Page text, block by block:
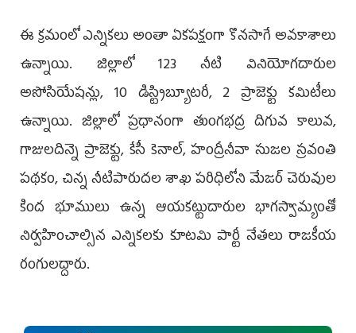
ఈ క్రమంలో ఎన్నికలు అంతా ఏకపక్షంగా కొనసాగే అవకాశాలు
ఉన్నాయి. జిల్లాలో 123 నీటి వినియోగదారుల
అసోసియేషన్లు, 10 డిస్ట్రిబ్యూటరీ, 2 ప్రాజెక్టు కమిటీలు
ఉన్నాయి. జిల్లాలో ప్రధానంగా తుంగభద్ర దిగువ కాలువ,
గాజులదిన్నె ప్రాజెక్టు, కేసీ కెనాల్, హంద్రీనీవా సుజల స్రవంతి
పథకం, చిన్న నీటిపారుదల శాఖ పరిధిలోని మేజర్‌ చెరువుల
కింద భూములు ఉన్న ఆయకట్టుదారుల భాగస్వామ్యంతో
నిర్వహించాల్సిన ఎన్నికలకు కూటమి పార్టీ నేతలు రాజకీయ
రంగులద్దారు.